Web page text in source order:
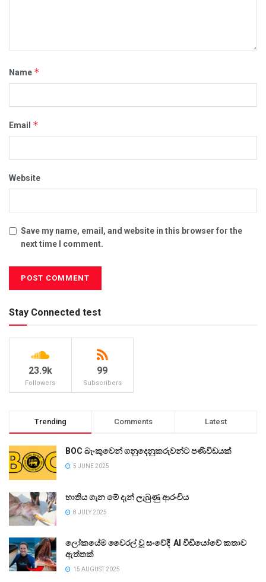
Name *
Email *
Website
Save my name, email, and website in this browser for the
next time I comment.
Stay Connected test
23.9k
Followers
99
Subscribers
Trending Comments Latest
BOC බැංකුවෙන් ගනුදෙනුකරුවන්ට පණිවිඩයක්
5 JUNE 2025
භාතිය ගැන මේ දැන් ලැබුණු ආරංචිය
8 JULY 2025
ලෝකයේම වෛරල් වූ සංවේදී AI වීඩියෝවේ කතාව
ඇත්තක්
15 AUGUST 2025